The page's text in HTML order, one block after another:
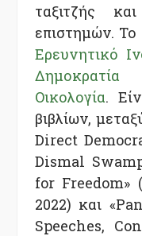
ταξιτζής
επιστημών. Το
Ερευνητικό
Οικολογία.
βιβλίων,
Direct
Dismal
for Freedom»
2022) και
Speeches,